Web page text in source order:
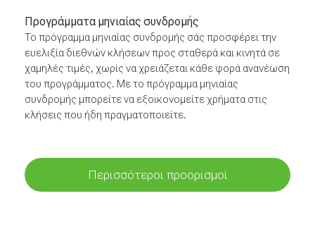
Προγράμματα μηνιαίας συνδρομής
Το πρόγραμμα μηνιαίας συνδρομής σάς προσφέρει την
ευελιξία διεθνών κλήσεων προς σταθερά και κινητά σε
χαμηλές τιμές, χωρίς να χρειάζεται κάθε φορά ανανέωση
του προγράμματος. Με το πρόγραμμα μηνιαίας
συνδρομής μπορείτε να εξοικονομείτε χρήματα στις
κλήσεις που ήδη πραγματοποιείτε.
Περισσότεροι προορισμοί